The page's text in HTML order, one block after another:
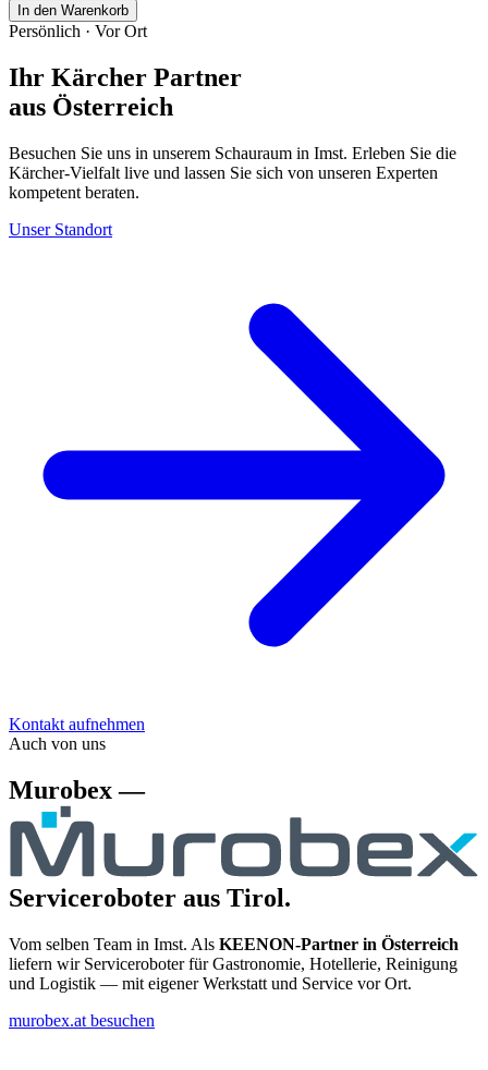
In den Warenkorb
Persönlich · Vor Ort
Ihr Kärcher Partner
aus Österreich
Besuchen Sie uns in unserem Schauraum in Imst. Erleben Sie die
Kärcher-Vielfalt live und lassen Sie sich von unseren Experten
kompetent beraten.
Unser Standort
Kontakt aufnehmen
Auch von uns
Murobex —
Serviceroboter aus Tirol.
Vom selben Team in Imst. Als KEENON-Partner in Österreich
liefern wir Serviceroboter für Gastronomie, Hotellerie, Reinigung
und Logistik — mit eigener Werkstatt und Service vor Ort.
murobex.at besuchen